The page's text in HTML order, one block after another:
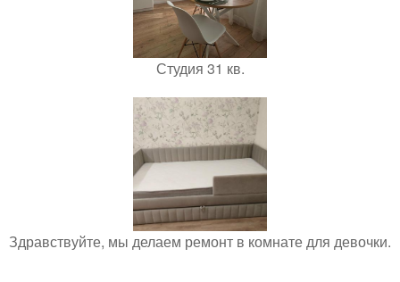
Студия 31 кв.
Здравствуйте, мы делаем ремонт в комнате для девочки.